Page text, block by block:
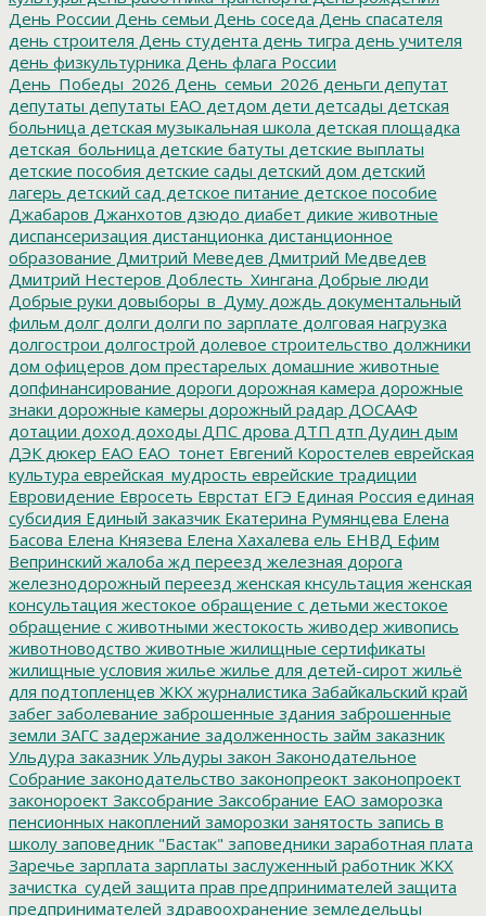
День России День семьи День соседа День спасателя
день строителя День студента день тигра день учителя
день физкультурника День флага России
День_Победы_2026 День_семьи_2026 деньги депутат
депутаты депутаты ЕАО детдом дети детсады детская
больница детская музыкальная школа детская площадка
детская_больница детские батуты детские выплаты
детские пособия детские сады детский дом детский
лагерь детский сад детское питание детское пособие
Джабаров Джанхотов дзюдо диабет дикие животные
диспансеризация дистанционка дистанционное
образование Дмитрий Меведев Дмитрий Медведев
Дмитрий Нестеров Доблесть_Хингана Добрые люди
Добрые руки довыборы_в_Думу дождь документальный
фильм долг долги долги по зарплате долговая нагрузка
долгострои долгострой долевое строительство должники
дом офицеров дом престарелых домашние животные
допфинансирование дороги дорожная камера дорожные
знаки дорожные камеры дорожный радар ДОСААФ
дотации доход доходы ДПС дрова ДТП дтп Дудин дым
ДЭК дюкер ЕАО ЕАО_тонет Евгений Коростелев еврейская
культура еврейская_мудрость еврейские традиции
Евровидение Евросеть Еврстат ЕГЭ Единая Россия единая
субсидия Единый заказчик Екатерина Румянцева Елена
Басова Елена Князева Елена Хахалева ель ЕНВД Ефим
Вепринский жалоба жд переезд железная дорога
железнодорожный переезд женская кнсультация женская
консультация жестокое обращение с детьми жестокое
обращение с животными жестокость живодер живопись
животноводство животные жилищные сертификаты
жилищные условия жилье жилье для детей-сирот жильё
для подтопленцев ЖКХ журналистика Забайкальский край
забег заболевание заброшенные здания заброшенные
земли ЗАГС задержание задолженность займ заказник
Ульдура заказник Ульдуры закон Законодательное
Собрание законодательство законопреокт законопроект
законороект Заксобрание Заксобрание ЕАО заморозка
пенсионных накоплений заморозки занятость запись в
школу заповедник "Бастак" заповедники заработная плата
Заречье зарплата зарплаты заслуженный работник ЖКХ
зачистка_судей защита прав предпринимателей защита
предпринимателей здравоохранение земледельцы